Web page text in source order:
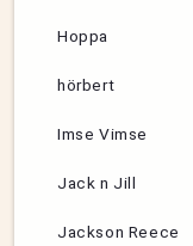
Hoppa
hörbert
Imse Vimse
Jack n Jill
Jackson Reece